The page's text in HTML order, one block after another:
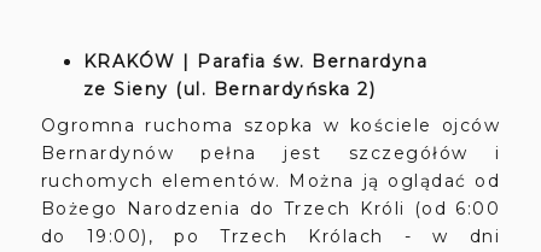
KRAKÓW | Parafia św. Bernardyna
ze Sieny (ul. Bernardyńska 2)
Ogromna ruchoma szopka w kościele ojców
Bernardynów pełna jest szczegółów i
ruchomych elementów. Można ją oglądać od
Bożego Narodzenia do Trzech Króli (od 6:00
do 19:00), po Trzech Królach - w dni